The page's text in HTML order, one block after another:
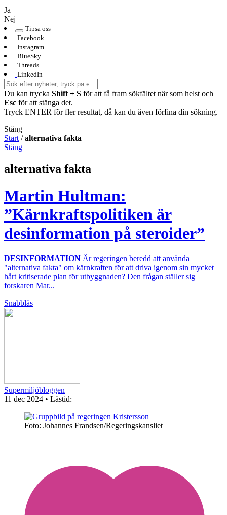
Ja
Nej
Tipsa oss
Facebook
Instagram
BlueSky
Threads
LinkedIn
Du kan trycka Shift + S för att få fram sökfältet när som helst och
Esc för att stänga det.
Tryck ENTER för fler resultat, då kan du även förfina din sökning.
Stäng
Start /alternativa fakta
Stäng
alternativa fakta
Martin Hultman:
”Kärnkraftspolitiken är
desinformation på steroider”
DESINFORMATION Är regeringen beredd att använda
"alternativa fakta" om kärnkraften för att driva igenom sin mycket
hårt kritiserade plan för utbyggnaden? Den frågan ställer sig
forskaren Mar...
Snabbläs
Supermiljöbloggen
11 dec 2024 • Lästid:
Foto: Johannes Frandsen/Regeringskansliet